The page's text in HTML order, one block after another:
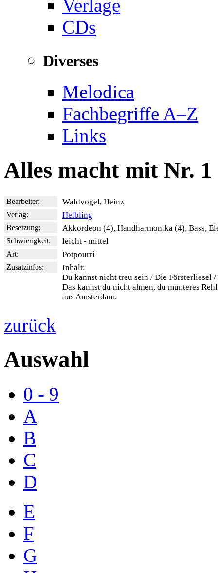
Verlage
CDs
Diverses
Melodica
Fachbegriffe A–Z
Links
Alles macht mit Nr. 1
Bearbeiter: Waldvogel, Heinz
Verlag: Helbling
Besetzung: Akkordeon (4), Handharmonika (4), Bass,
Schwierigkeit: leicht - mittel
Art: Potpourri
Zusatzinfos:
Inhalt:
Du kannst nicht treu sein / Die Försterliesel
Das kannst du nicht ahnen, du munteres
aus Amsterdam.
zurück
Auswahl
0 - 9
A
B
C
D
E
F
G